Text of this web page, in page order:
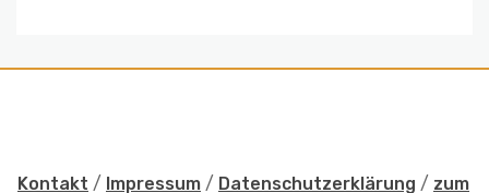
Kontakt / Impressum / Datenschutzerklärung / zum